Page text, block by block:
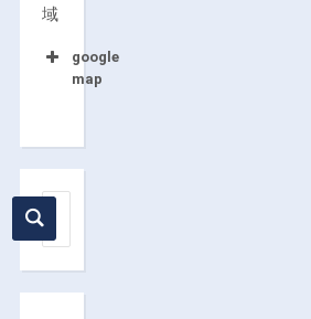
域
google
map